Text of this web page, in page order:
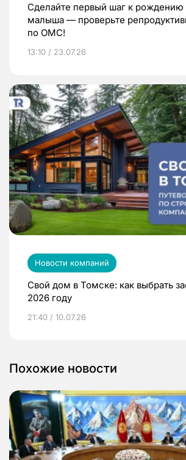
Сделайте первый шаг к рождению
малыша — проверьте
по ОМС!
13:10 / 23.07.26
Новости компаний
Свой дом в Томске: как выбрать
2026 году
21:40 / 10.07.26
Похожие новости